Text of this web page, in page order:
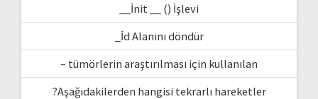
__İnit __ () İşlevi
_İd Alanını döndür
– tümörlerin araştırılması için kullanılan
?Aşağıdakilerden hangisi tekrarlı hareketler